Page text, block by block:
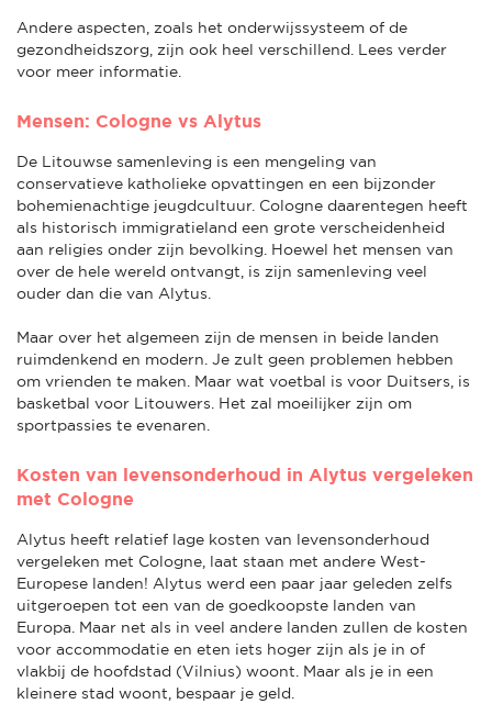
Andere aspecten, zoals het onderwijssysteem of de
gezondheidszorg, zijn ook heel verschillend. Lees verder
voor meer informatie.
Mensen: Cologne vs Alytus
De Litouwse samenleving is een mengeling van
conservatieve katholieke opvattingen en een bijzonder
bohemienachtige jeugdcultuur. Cologne daarentegen heeft
als historisch immigratieland een grote verscheidenheid
aan religies onder zijn bevolking. Hoewel het mensen van
over de hele wereld ontvangt, is zijn samenleving veel
ouder dan die van Alytus.
Maar over het algemeen zijn de mensen in beide landen
ruimdenkend en modern. Je zult geen problemen hebben
om vrienden te maken. Maar wat voetbal is voor Duitsers, is
basketbal voor Litouwers. Het zal moeilijker zijn om
sportpassies te evenaren.
Kosten van levensonderhoud in Alytus vergeleken
met Cologne
Alytus heeft relatief lage kosten van levensonderhoud
vergeleken met Cologne, laat staan met andere West-
Europese landen! Alytus werd een paar jaar geleden zelfs
uitgeroepen tot een van de goedkoopste landen van
Europa. Maar net als in veel andere landen zullen de kosten
voor accommodatie en eten iets hoger zijn als je in of
vlakbij de hoofdstad (Vilnius) woont. Maar als je in een
kleinere stad woont, bespaar je geld.